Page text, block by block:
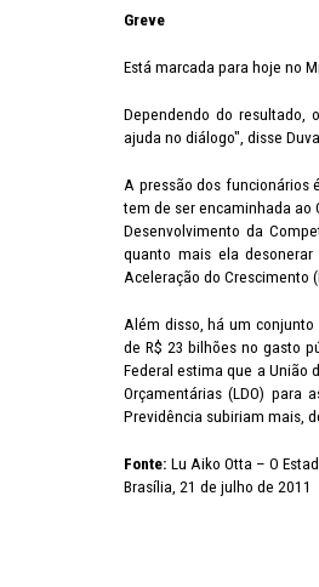
Greve
Está marcada para hoje no
Dependendo do resultado,
ajuda no diálogo", disse
A pressão dos funcionários
tem de ser encaminhada ao
Desenvolvimento da
quanto mais ela
Aceleração do Crescimento
Além disso, há um
de R$ 23 bilhões no gasto
Federal estima que a União
Orçamentárias (LDO) para
Previdência subiriam mais,
Fonte: Lu Aiko Otta – O
Brasília, 21 de julho de 2011